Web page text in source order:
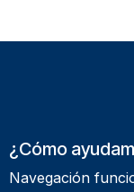
¿Cómo
Navegación